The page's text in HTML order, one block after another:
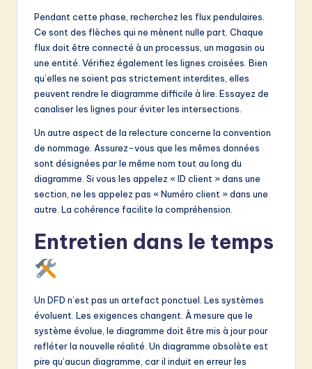
Pendant cette phase, recherchez les flux pendulaires.
Ce sont des flèches qui ne mènent nulle part. Chaque
flux doit être connecté à un processus, un magasin ou
une entité. Vérifiez également les lignes croisées. Bien
qu’elles ne soient pas strictement interdites, elles
peuvent rendre le diagramme difficile à lire. Essayez de
canaliser les lignes pour éviter les intersections.
Un autre aspect de la relecture concerne la convention
de nommage. Assurez-vous que les mêmes données
sont désignées par le même nom tout au long du
diagramme. Si vous les appelez « ID client » dans une
section, ne les appelez pas « Numéro client » dans une
autre. La cohérence facilite la compréhension.
Entretien dans le temps
Un DFD n’est pas un artefact ponctuel. Les systèmes
évoluent. Les exigences changent. À mesure que le
système évolue, le diagramme doit être mis à jour pour
refléter la nouvelle réalité. Un diagramme obsolète est
pire qu’aucun diagramme, car il induit en erreur les